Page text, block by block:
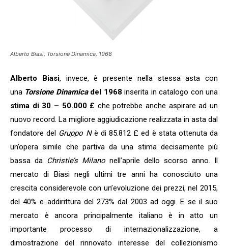
Alberto Biasi, Torsione Dinamica, 1968
Alberto Biasi, invece, è presente nella stessa asta con
una Torsione Dinamica del 1968 inserita in catalogo con una
stima di 30 – 50.000 £ che potrebbe anche aspirare ad un
nuovo record. La migliore aggiudicazione realizzata in asta dal
fondatore del Gruppo Nè di 85.812 £ ed è stata ottenuta da
un’opera simile che partiva da una stima decisamente più
bassa da Christie’s Milano nell’aprile dello scorso anno. Il
mercato di Biasi negli ultimi tre anni ha conosciuto una
crescita considerevole con un’evoluzione dei prezzi, nel 2015,
del 40% e addirittura del 273% dal 2003 ad oggi. E se il suo
mercato è ancora principalmente italiano è in atto un
importante processo di internazionalizzazione, a
dimostrazione del rinnovato interesse del collezionismo